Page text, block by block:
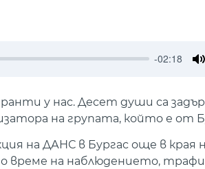
-02:18
у нас. Десет души са
на групата, който е от
на ДАНС в Бургас още в края
време на наблюдението,